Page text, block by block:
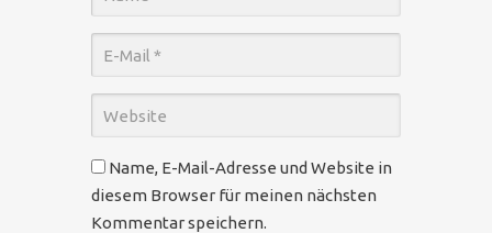
Name, E-Mail-Adresse und Website in
diesem Browser für meinen nächsten
Kommentar speichern.